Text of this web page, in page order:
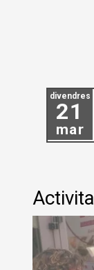
divendres
21
mar